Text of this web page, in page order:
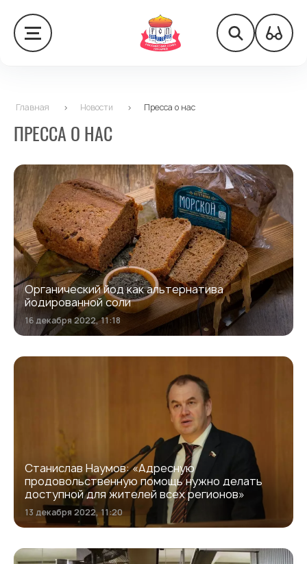
Главная > Новости > Пресса о нас
ПРЕССА О НАС
Органический йод как альтернатива
йодированной соли
16 декабря 2022, 11:18
Станислав Наумов: «Адресную
продовольственную помощь нужно делать
доступной для жителей всех регионов»
13 декабря 2022, 11:20